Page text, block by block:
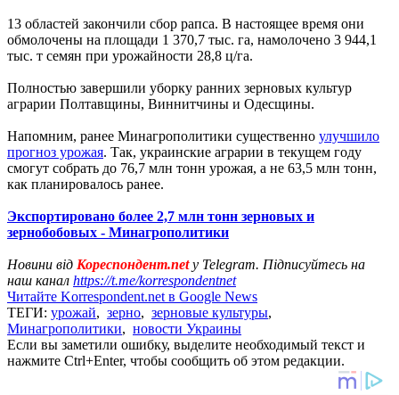
13 областей закончили сбор рапса. В настоящее время они
обмолочены на площади 1 370,7 тыс. га, намолочено 3 944,1
тыс. т семян при урожайности 28,8 ц/га.
Полностью завершили уборку ранних зерновых культур
аграрии Полтавщины, Виннитчины и Одесщины.
Напомним, ранее Минагрополитики существенно улучшило
прогноз урожая. Так, украинские аграрии в текущем году
смогут собрать до 76,7 млн тонн урожая, а не 63,5 млн тонн,
как планировалось ранее.
Экспортировано более 2,7 млн тонн зерновых и
зернобобовых - Минагрополитики
Новини від Кореспондент.netу Telegram. Підписуйтесь на
наш канал https://t.me/korrespondentnet
Читайте Korrespondent.net в Google News
ТЕГИ: урожай, зерно, зерновые культуры,
Минагрополитики, новости Украины
Если вы заметили ошибку, выделите необходимый текст и
нажмите Ctrl+Enter, чтобы сообщить об этом редакции.